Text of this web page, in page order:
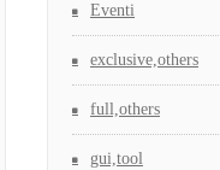
Eventi
exclusive,others
full,others
gui,tool